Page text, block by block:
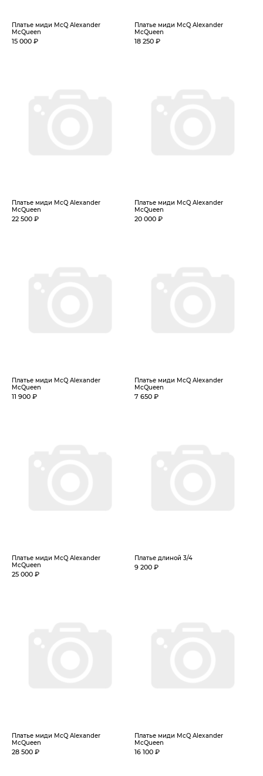
Платье миди McQ Alexander
McQueen
15 000 ₽
Платье миди McQ Alexander
McQueen
18 250 ₽
Платье миди McQ Alexander
McQueen
22 500 ₽
Платье миди McQ Alexander
McQueen
20 000 ₽
Платье миди McQ Alexander
McQueen
11 900 ₽
Платье миди McQ Alexander
McQueen
7 650 ₽
Платье миди McQ Alexander
McQueen
25 000 ₽
Платье длиной 3/4
9 200 ₽
Платье миди McQ Alexander
McQueen
28 500 ₽
Платье миди McQ Alexander
McQueen
16 100 ₽